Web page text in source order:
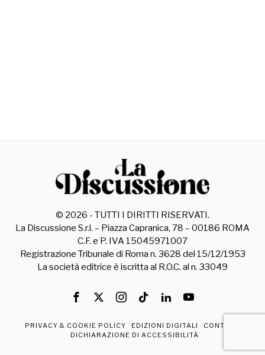
© 2026 - TUTTI I DIRITTI RISERVATI.
La Discussione S.r.l. – Piazza Capranica, 78 – 00186 ROMA
C.F. e P. IVA 15045971007
Registrazione Tribunale di Roma n. 3628 del 15/12/1953
La società editrice è iscritta al R.O.C. al n. 33049
PRIVACY & COOKIE POLICY EDIZIONI DIGITALI
CONTATTI
DICHIARAZIONE DI ACCESSIBILITÀ